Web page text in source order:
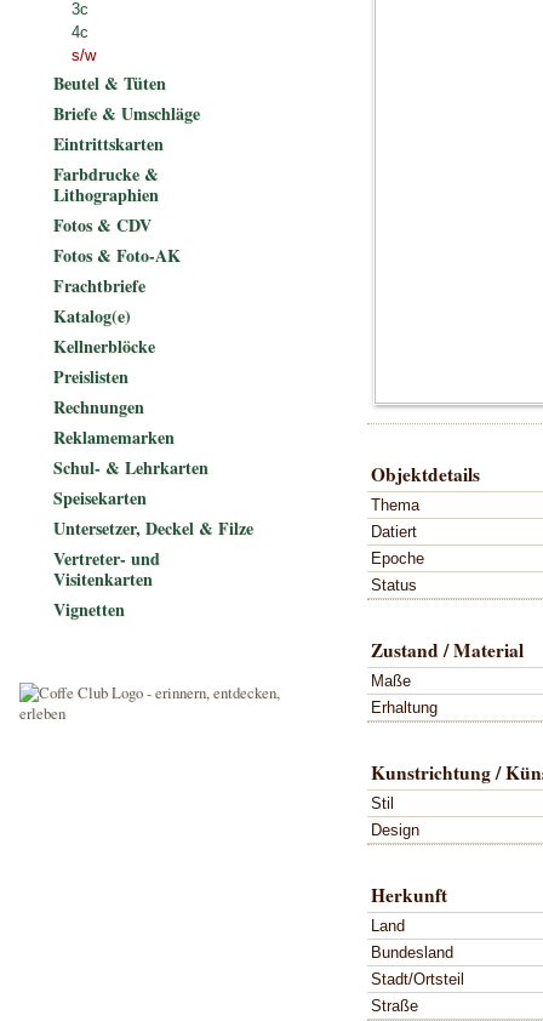
Objektdetails
Thema
Datiert
Epoche
Status
Zustand / Material
Maße
Erhaltung
Kunstrichtung /
Stil
Design
Herkunft
Land
Bundesland
Stadt/Ortsteil
Straße
3c
4c
s/w
Beutel & Tüten
Briefe & Umschläge
Eintrittskarten
Farbdrucke &
Lithographien
Fotos & CDV
Fotos & Foto-AK
Frachtbriefe
Katalog(e)
Kellnerblöcke
Preislisten
Rechnungen
Reklamemarken
Schul- & Lehrkarten
Speisekarten
Untersetzer, Deckel & Filze
Vertreter- und
Visitenkarten
Vignetten